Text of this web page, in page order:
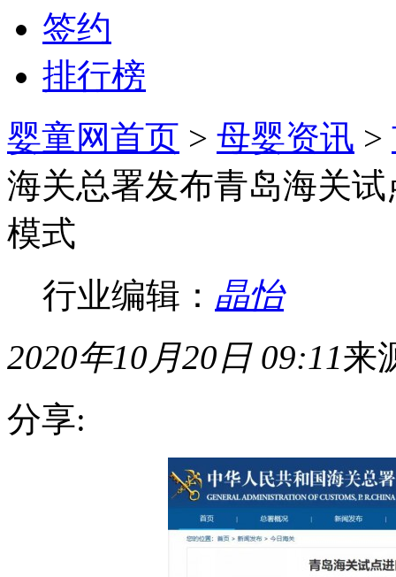
签约
排行榜
婴童网首页 > 母婴资讯 >
海关总署发布青岛海关
模式
行业编辑： 晶怡
2020年10月20日 09:11来
分享: